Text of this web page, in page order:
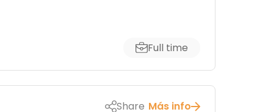
Full time
Share Más info